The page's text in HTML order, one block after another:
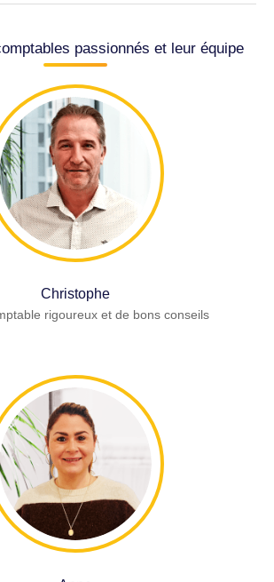
passionnés et leur équipe
Christophe
rigoureux et de bons conseils